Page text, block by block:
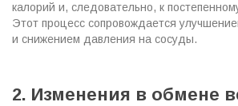
калорий и, следовательно, к
Этот процесс сопровождается
и снижением давления на сосуды.
2. Изменения в обмене